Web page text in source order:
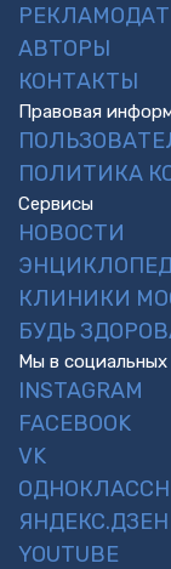
АВТОРЫ
КОНТАКТЫ
Правовая
ПОЛИТИКА
Сервисы
НОВОСТИ
КЛИНИКИ
БУДЬ
Мы в социальных
INSTAGRAM
FACEBOOK
VK
ЯНДЕКС.ДЗЕН
YOUTUBE